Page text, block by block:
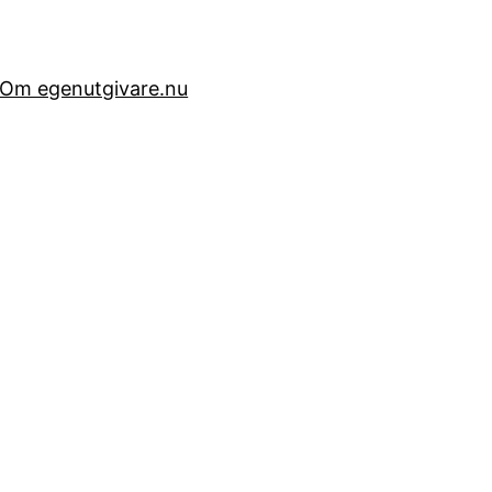
Om egenutgivare.nu